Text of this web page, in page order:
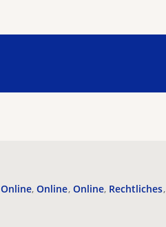
Online Online Online Rechtliches